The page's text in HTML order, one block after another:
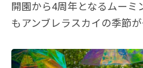
開園から4周年となるムーミ
もアンブレラスカイの季節が